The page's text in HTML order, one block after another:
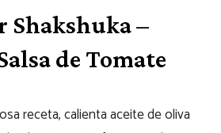
Shakshuka –
de Tomate
receta, calienta aceite de oliva